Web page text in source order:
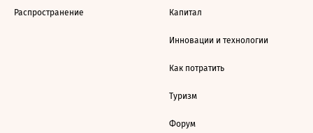
Распространение Капитал
Инновации и технологии
Как потратить
Туризм
Форум